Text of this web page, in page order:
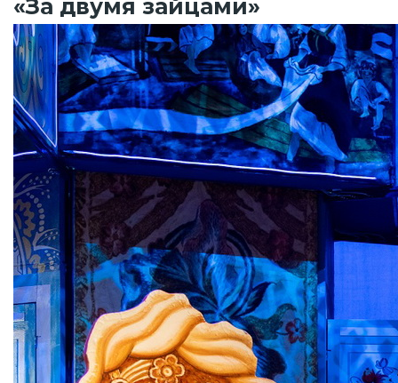
«За двумя зайцами»